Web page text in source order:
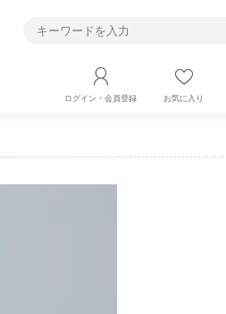
ログイン・会員登録 お気に入り